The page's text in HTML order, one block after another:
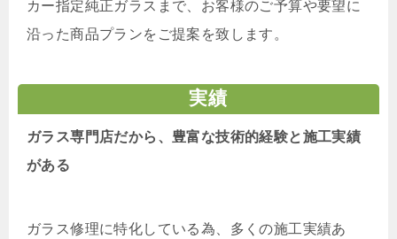
カー指定純正ガラスまで、お客様のご予算や要望に
沿った商品プランをご提案を致します。
実績
ガラス専門店だから、豊富な技術的経験と施工実績
がある
ガラス修理に特化している為、多くの施工実績あ